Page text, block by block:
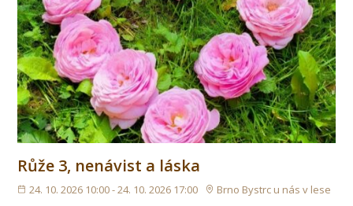
Růže 3, nenávist a láska
24. 10. 2026 10:00 - 24. 10. 2026 17:00 Brno Bystrc u nás v lese